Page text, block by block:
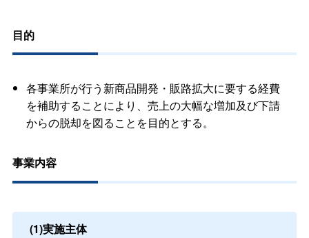
目的
各事業所が行う新商品開発・販路拡大に要する経費
を補助することにより、売上の大幅な増加及び下請
からの脱却を図ることを目的とする。
事業内容
(1)実施主体